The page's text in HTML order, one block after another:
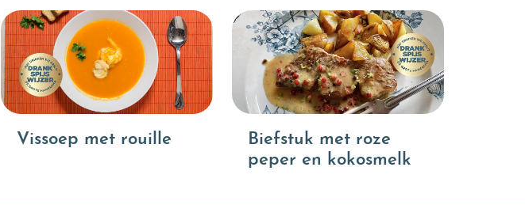
Vissoep met rouille
Biefstuk met roze
peper en kokosmelk